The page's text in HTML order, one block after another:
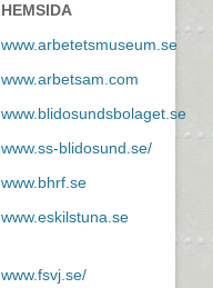
HEMSIDA
www.arbetetsmuseum.se
www.arbetsam.com
www.blidosundsbolaget.se
www.ss-blidosund.se/
www.bhrf.se
www.eskilstuna.se
www.fsvj.se/